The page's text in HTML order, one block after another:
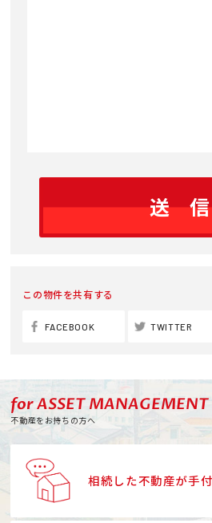
この物件を共有する
FACEBOOK TWITTER
for ASSET MANAGEMENT
不動産をお持ちの方へ
相続した不動産が手